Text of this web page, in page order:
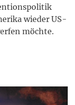
wieder US-
möchte.